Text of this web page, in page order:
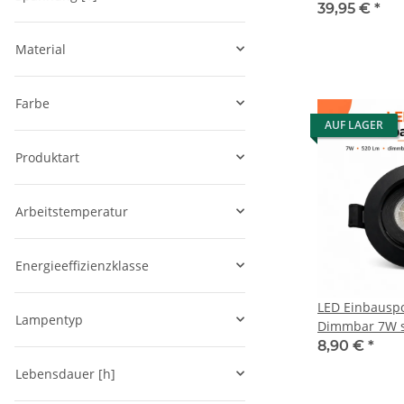
6500K
39,95 € *
AUF LAGER
LED
Dimmbar 7W
schwenkbar Ø
8,90 € *
Material
Farbe
Produktart
Arbeitstemperatur
Energieeffizienzklasse
Lampentyp
Lebensdauer [h]